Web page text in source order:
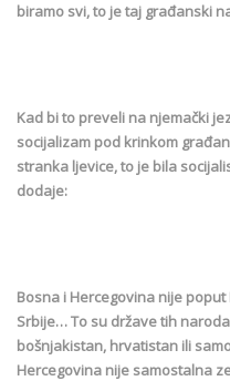
biramo svi, to je taj građanski
Kad bi to preveli na njemački
socijalizam pod krinkom
stranka ljevice, to je bila
dodaje:
Bosna i Hercegovina nije
Srbije… To su države tih
bošnjakistan, hrvatistan ili
Hercegovina nije samostalna